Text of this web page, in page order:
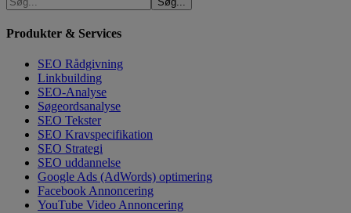
Produkter & Services
SEO Rådgivning
Linkbuilding
SEO-Analyse
Søgeordsanalyse
SEO Tekster
SEO Kravspecifikation
SEO Strategi
SEO uddannelse
Google Ads (AdWords) optimering
Facebook Annoncering
YouTube Video Annoncering